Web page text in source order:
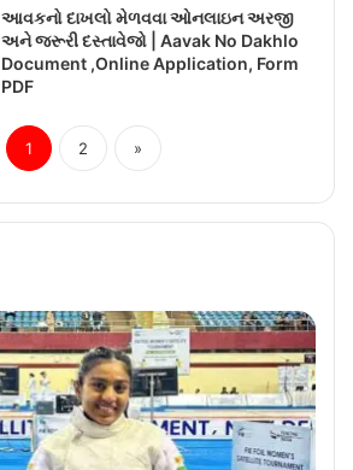
આવકનો દાખલો મેળવવા ઓનલાઇન અરજી
અને જરૂરી દસ્તાવેજો | Aavak No Dakhlo
Document ,Online Application, Form
PDF
1 2 »